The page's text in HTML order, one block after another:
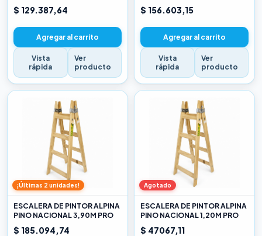
$ 129.387,64
Agregar al carrito
Vista
rápida
Ver
producto
$ 156.603,15
Agregar al carrito
Vista
rápida
Ver
producto
¡Últimas 2 unidades!
ESCALERA DE PINTOR ALPINA
PINO NACIONAL 3,90M PRO
$ 185.094,74
Agotado
ESCALERA DE PINTOR ALPINA
PINO NACIONAL 1,20M PRO
$ 47067,11